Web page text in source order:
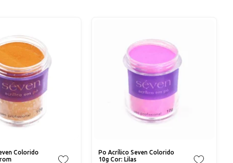
Colorido
Po Acrílico Seven Colorido
10g Cor: Lilas